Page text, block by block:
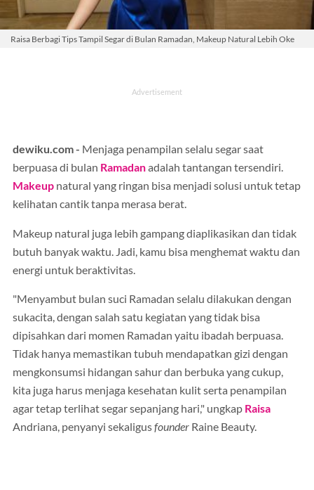
Raisa Berbagi Tips Tampil Segar di Bulan Ramadan, Makeup Natural Lebih Oke
dewiku.com - Menjaga penampilan selalu segar saat
berpuasa di bulan Ramadanadalah tantangan tersendiri.
Makeup natural yang ringan bisa menjadi solusi untuk tetap
kelihatan cantik tanpa merasa berat.
Makeup natural juga lebih gampang diaplikasikan dan tidak
butuh banyak waktu. Jadi, kamu bisa menghemat waktu dan
energi untuk beraktivitas.
"Menyambut bulan suci Ramadan selalu dilakukan dengan
sukacita, dengan salah satu kegiatan yang tidak bisa
dipisahkan dari momen Ramadan yaitu ibadah berpuasa.
Tidak hanya memastikan tubuh mendapatkan gizi dengan
mengkonsumsi hidangan sahur dan berbuka yang cukup,
kita juga harus menjaga kesehatan kulit serta penampilan
agar tetap terlihat segar sepanjang hari," ungkap Raisa
Andriana, penyanyi sekaligusfounder Raine Beauty.